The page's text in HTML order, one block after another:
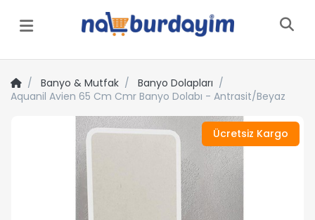
Menü
Banyo & Mutfak
Banyo Dolapları
Aquanil Avien 65 Cm Cmr Banyo Dolabı - Antrasit/Beyaz
Ücretsiz Kargo